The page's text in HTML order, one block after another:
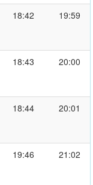
18:42 19:59
18:43 20:00
18:44 20:01
19:46 21:02